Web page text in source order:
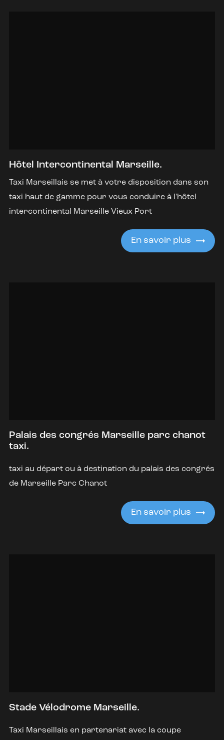
Hôtel Intercontinental Marseille.
Taxi Marseillais se met à votre disposition dans son
taxi haut de gamme pour vous conduire à l'hôtel
intercontinental Marseille Vieux Port
En savoir plus
Palais des congrés Marseille parc chanot
taxi.
taxi au départ ou à destination du palais des congrés
de Marseille Parc Chanot
En savoir plus
Stade Vélodrome Marseille.
Taxi Marseillais en partenariat avec la coupe